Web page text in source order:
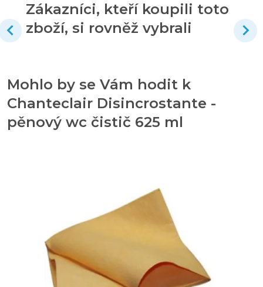
Zákazníci, kteří koupili toto
zboží, si rovněž vybrali
Mohlo by se Vám hodit k
Chanteclair Disincrostante -
pěnový wc čistič 625 ml